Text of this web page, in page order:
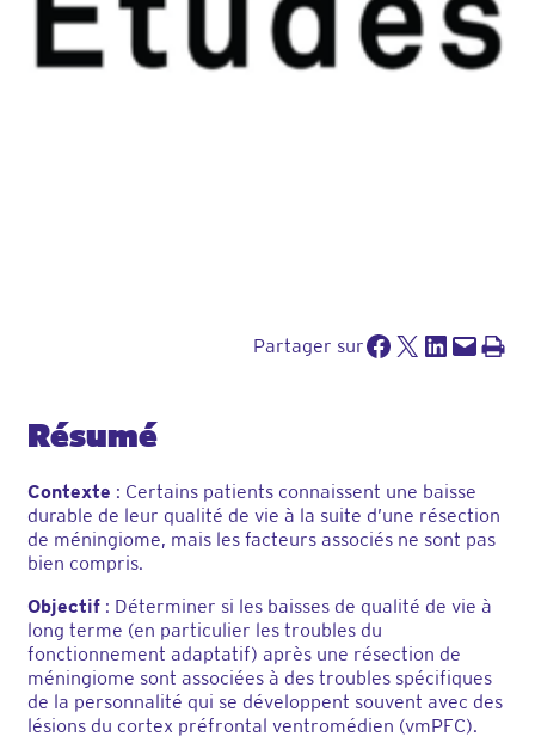
Partager surPartager sur Facebook
Partager sur X Partager sur LinkedIn
Envoyer cette page par e-mailImprimer cette
Résumé
Contexte : Certains patients connaissent une baisse
durable de leur qualité de vie à la suite d’une résection
de méningiome, mais les facteurs associés ne sont pas
bien compris.
Objectif : Déterminer si les baisses de qualité de vie à
long terme (en particulier les troubles du
fonctionnement adaptatif) après une résection de
méningiome sont associées à des troubles spécifiques
de la personnalité qui se développent souvent avec des
lésions du cortex préfrontal ventromédien (vmPFC).